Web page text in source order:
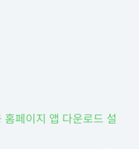
홈페이지 앱 다운로드 설